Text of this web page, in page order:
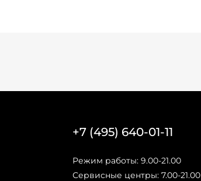
+7 (495) 640-01-11
Режим работы: 9.00-21.00
Сервисные центры: 7.00-21.00